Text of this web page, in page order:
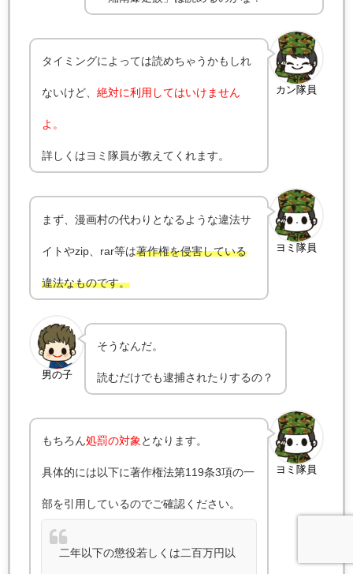
カン隊員
タイミングによっては読めちゃうかもしれ
ないけど、絶対に利用してはいけません
よ。
詳しくはヨミ隊員が教えてくれます。
ヨミ隊員
まず、漫画村の代わりとなるような違法サ
イトやzip、rar等は著作権を侵害している
違法なものです。
男の子
そうなんだ。
読むだけでも逮捕されたりするの？
ヨミ隊員
もちろん処罰の対象 となります。
具体的には以下に著作権法第119条3項の一
部を引用しているのでご確認ください。
二年以下の懲役若しくは二百万円以